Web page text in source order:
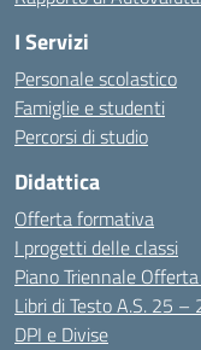
I Servizi
Personale scolastico
Famiglie e studenti
Percorsi di studio
Didattica
Offerta formativa
I progetti delle classi
Piano Triennale
Libri di Testo A.S. 25 –
DPI e Divise